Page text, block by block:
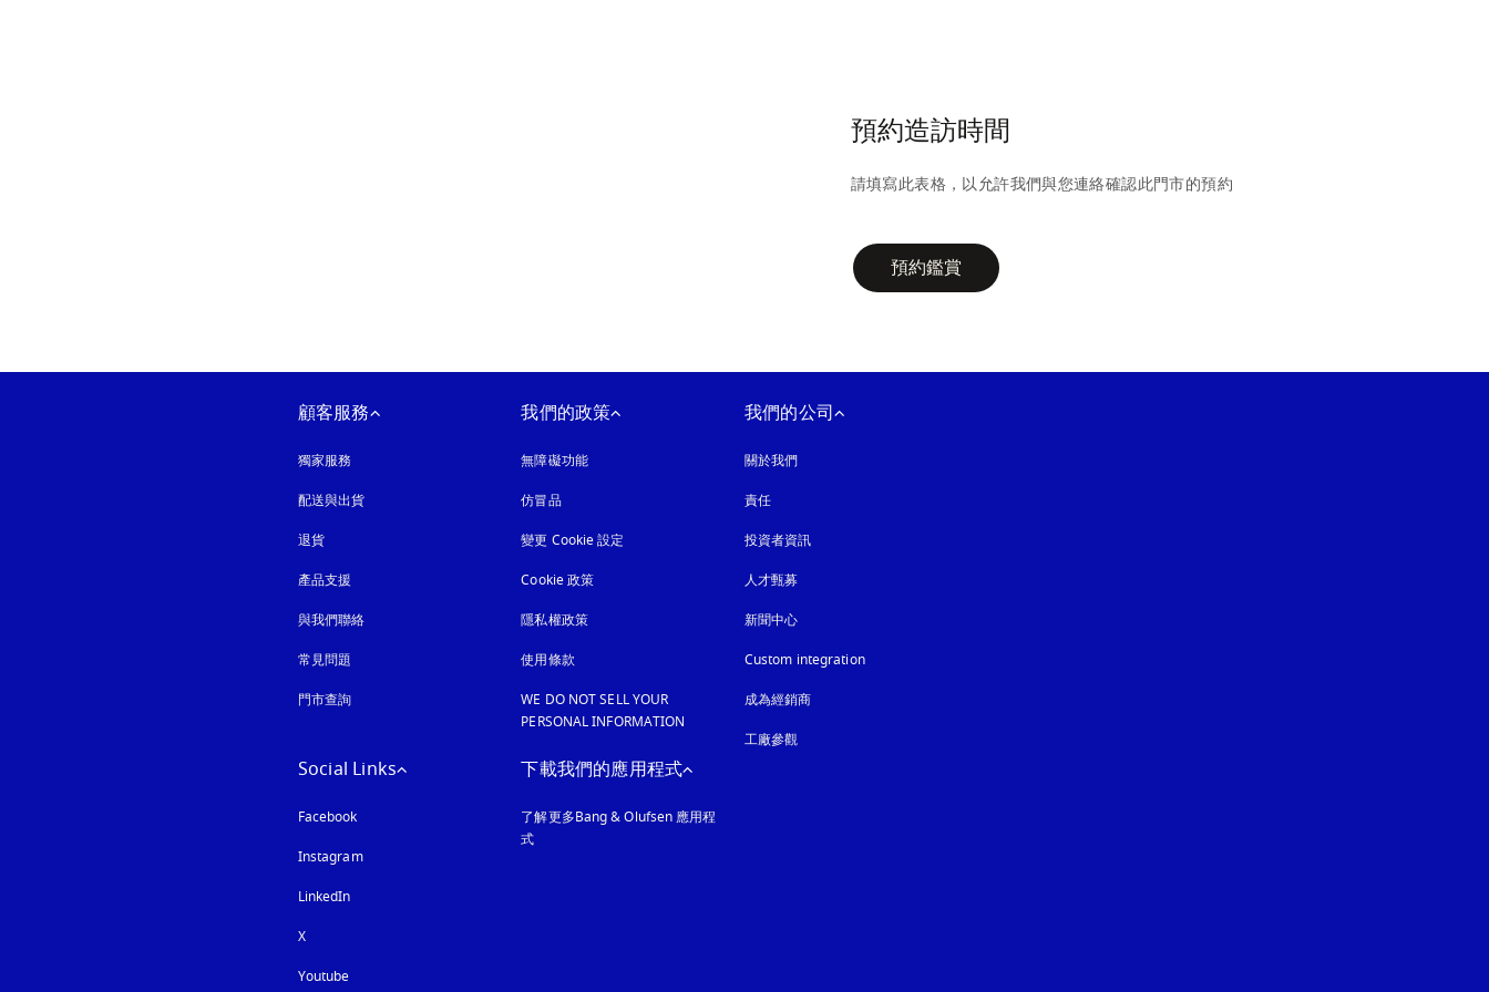
預約造訪時間
請填寫此表格，以允許我們與您連絡確認此門市的預約
預約鑑賞
顧客服務
獨家服務
配送與出貨
退貨
產品支援
與我們聯絡
常見問題
門市查詢
我們的政策
無障礙功能以新標籤頁開啟
仿冒品以新標籤頁開啟
變更 Cookie 設定
Cookie 政策
隱私權政策以新標籤頁開啟
使用條款
WE DO NOT SELL YOUR
PERSONAL INFORMATION
我們的公司
關於我們
責任
投資者資訊
人才甄募
新聞中心
Custom integration
成為經銷商
工廠參觀
Social Links
Facebook
Instagram以新標籤頁開啟
LinkedIn
X
Youtube
下載我們的應用程式
了解更多Bang & Olufsen 應用程
式